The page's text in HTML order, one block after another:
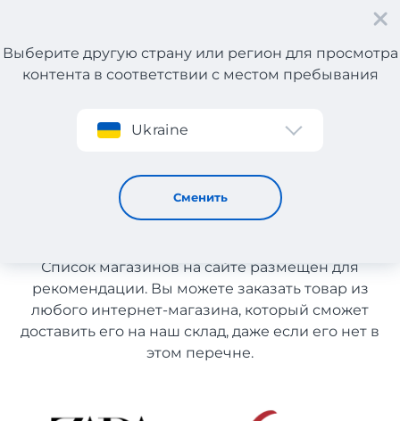
Регистрация
Выберите другую страну или регион для просмотра
контента в соответствии с местом пребывания
Ukraine
Сменить
Автозапчасти из США с доставкой в Узбекистан
Автозапчасти из США с
доставкой в Узбекистан
Список магазинов на сайте размещен для
рекомендации. Вы можете заказать товар из
любого интернет-магазина, который сможет
доставить его на наш склад, даже если его нет в
этом перечне.